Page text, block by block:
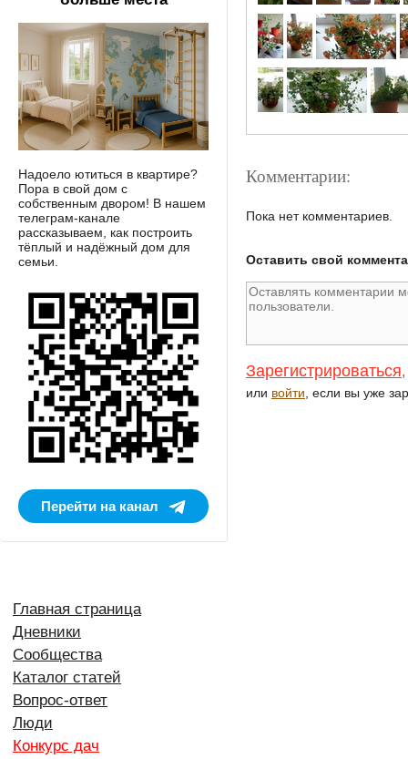
Комментарии:
Пока нет комментариев.
Оставить свой
Зарегистрироваться,
или войти , если вы уже
Надоело ютиться в квартире?
Пора в свой дом с
собственным двором! В нашем
телеграм-канале
рассказываем, как построить
тёплый и надёжный дом для
семьи.
Перейти на канал
Главная страница
Дневники
Сообщества
Каталог статей
Вопрос-ответ
Люди
Конкурс дач